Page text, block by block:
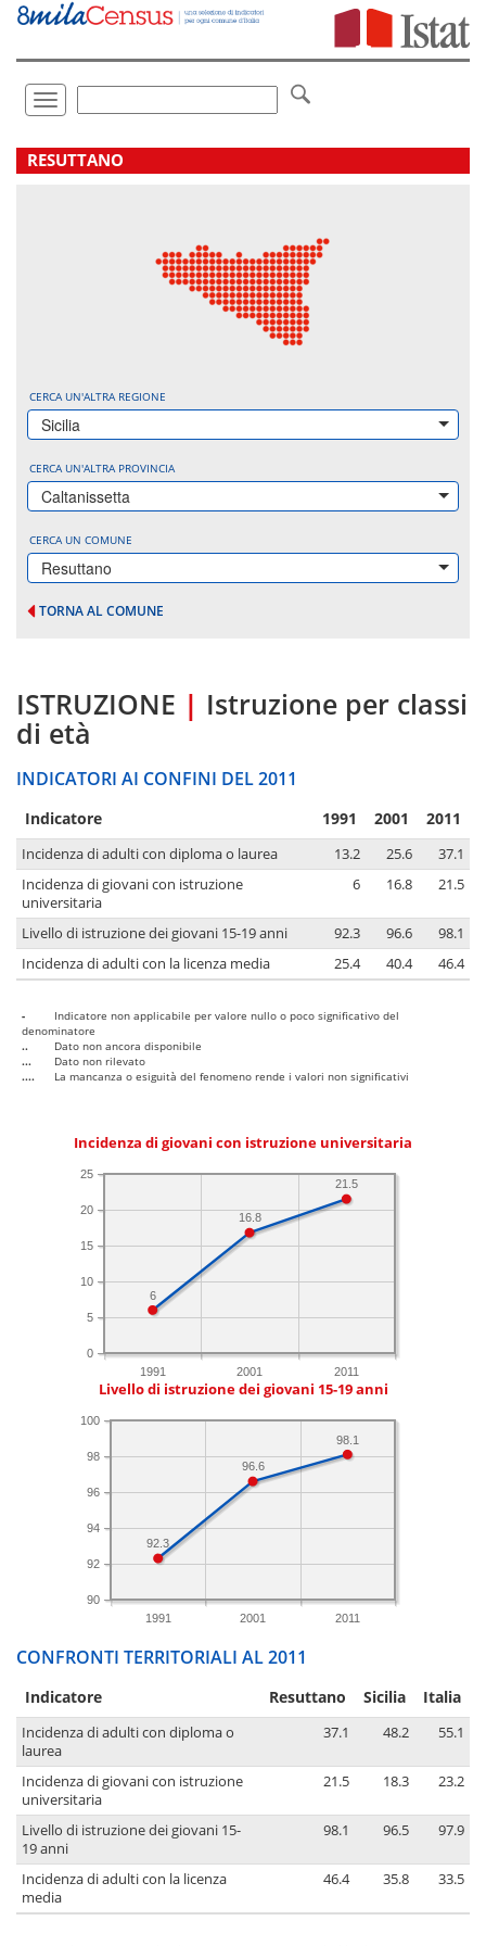
Vai
direttamente
Toggle
navigation
.
RESUTTANO
CERCA UN'ALTRA REGIONE
Sicilia
CERCA UN'ALTRA PROVINCIA
Caltanissetta
CERCA UN COMUNE
Resuttano
TORNA AL COMUNE
ISTRUZIONE | Istruzione per classi
di età
INDICATORI AI CONFINI DEL 2011
Indicatore 1991 2001 2011
Incidenza di adulti con diploma o laurea 13.2 25.6
37.1
Incidenza di giovani con istruzione
universitaria
6 16.8 21.5
Livello di istruzione dei giovani 15-19 anni 92.3 96.6
98.1
Incidenza di adulti con la licenza media
25.4 40.4 46.4
-
Indicatore non applicabile per valore nullo o poco significativo del
denominatore
..
Dato non ancora disponibile
...
Dato non rilevato
....
La mancanza o esiguità del fenomeno rende i valori non significativi
Incidenza di giovani con istruzione universitaria
1991 2001 2011
0
5
10
15
20
25
21.5
16.8
6
Livello di istruzione dei giovani 15-19 anni
1991 2001 2011
90
92
94
96
98
100
98.1
96.6
92.3
CONFRONTI TERRITORIALI AL 2011
Indicatore Resuttano Sicilia Italia
Incidenza di adulti con diploma o
laurea
37.1 48.2 55.1
Incidenza di giovani con istruzione
universitaria
21.5 18.3 23.2
Livello di istruzione dei giovani 15-
19 anni
98.1 96.5 97.9
Incidenza di adulti con la licenza
media
46.4 35.8 33.5